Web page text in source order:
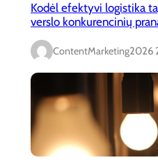
Kodėl efektyvi logistika
verslo konkurencinių
ContentMarketing2026